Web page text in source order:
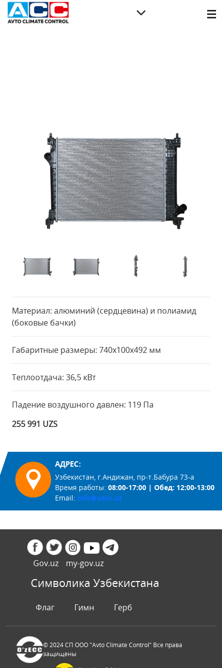
Материал: алюминий (сердцевина) и полиамид
(боковые бачки)
Габаритные размеры: 740x100x492 мм
Теплоотдача: 36,5 кВт
Падение воздушного давлен: 119 Па
255 991 UZS
Gov.uz my-gov.uz
АДРЕС:
Узбекистан, г.Андижан, пр-т.Бабура 73-а
Время работы: 08:00-17:00 | Обед: 12:00-13:00
Email: info@uzcc.uz
Символика Узбекистана
Флаг Гимн Герб
© 2024 СП ООО "Avto Climate Control" Все права
защищены